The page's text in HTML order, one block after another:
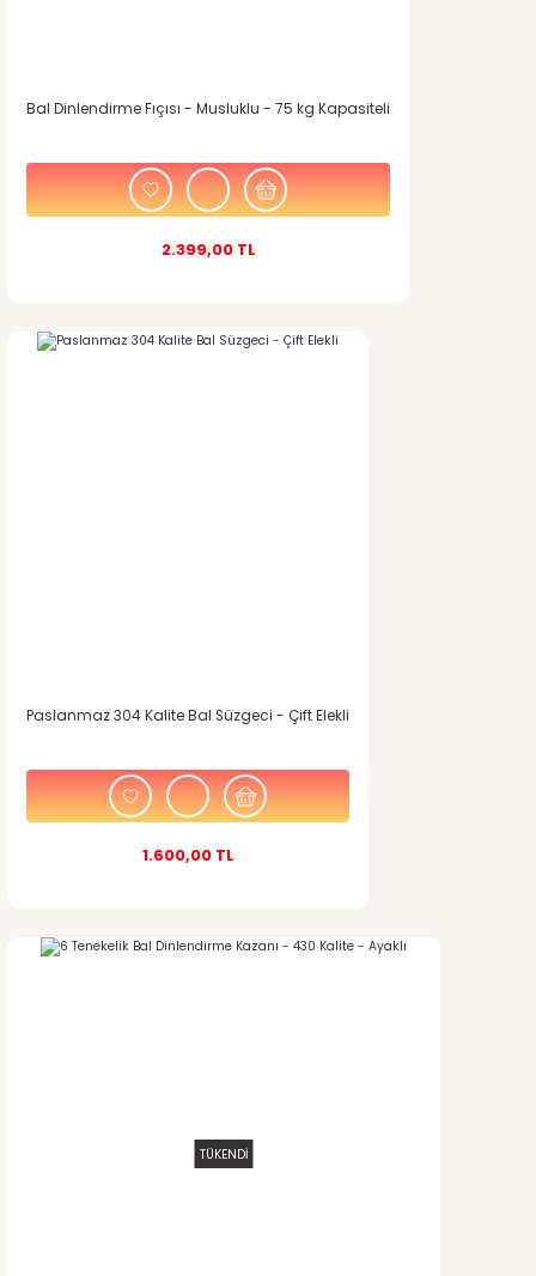
Bal Dinlendirme Fıçısı - Musluklu - 75 kg Kapasiteli
2.399,00 TL
Paslanmaz 304 Kalite Bal Süzgeci - Çift Elekli
1.600,00 TL
TÜKENDİ